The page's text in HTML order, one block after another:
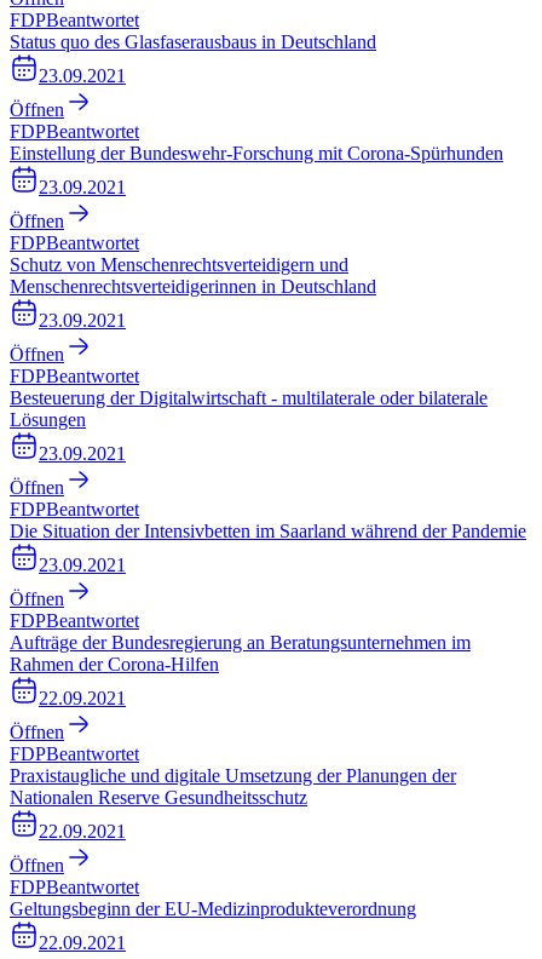
FDPBeantwortet
Status quo des Glasfaserausbaus in Deutschland
23.09.2021
Öffnen
FDPBeantwortet
Einstellung der Bundeswehr-Forschung mit Corona-Spürhunden
23.09.2021
Öffnen
FDPBeantwortet
Schutz von Menschenrechtsverteidigern und
Menschenrechtsverteidigerinnen in Deutschland
23.09.2021
Öffnen
FDPBeantwortet
Besteuerung der Digitalwirtschaft - multilaterale oder bilaterale
Lösungen
23.09.2021
Öffnen
FDPBeantwortet
Die Situation der Intensivbetten im Saarland während der Pandemie
23.09.2021
Öffnen
FDPBeantwortet
Aufträge der Bundesregierung an Beratungsunternehmen im
Rahmen der Corona-Hilfen
22.09.2021
Öffnen
FDPBeantwortet
Praxistaugliche und digitale Umsetzung der Planungen der
Nationalen Reserve Gesundheitsschutz
22.09.2021
Öffnen
FDPBeantwortet
Geltungsbeginn der EU-Medizinprodukteverordnung
22.09.2021